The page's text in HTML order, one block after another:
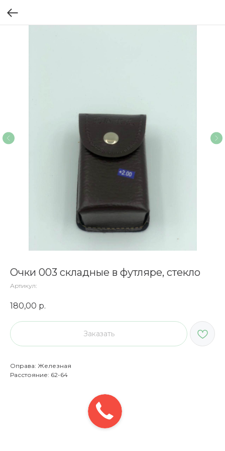
Очки 003 складные в футляре, стекло
Артикул:
180,00 р.
Заказать
Оправа: Железная
Расстояние: 62-64